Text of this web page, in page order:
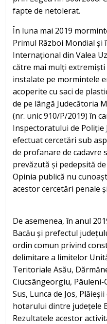
fapte de netolerat.
În luna mai 2019
Primul Război Mondial
Internațional din Valea
către mai mulți extremiști
instalate pe mormintele
acoperite cu saci de
de pe lângă Judecătoria
(nr. unic 910/P/2019) în
Inspectoratului de Poliție
efectuat cercetări sub
de profanare de cadavre
prevăzută și pedepsită
Opinia publică nu
acestor cercetări penale
De asemenea, în anul
Bacău și prefectul
ordin comun privind
delimitare a limitelor
Teritoriale Asău,
Ciucsângeorgiu, Pâuleni-
Sus, Lunca de Jos,
hotarului dintre județele
Rezultatele acestor